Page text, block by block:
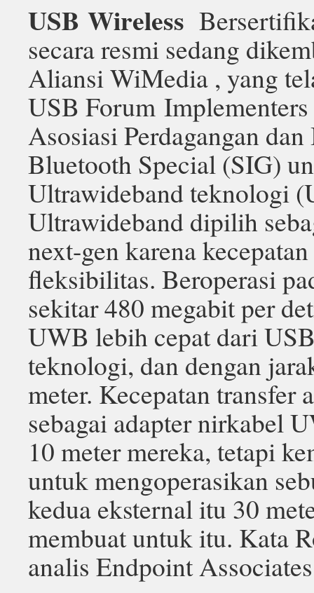
USB Wireless
secara resmi sedang
Aliansi WiMedia , yang
USB Forum
Asosiasi Perdagangan
Bluetooth Special (SIG)
Ultrawideband teknologi
Ultrawideband dipilih
next-gen karena
fleksibilitas. Beroperasi
sekitar 480 megabit per
UWB lebih cepat dari
teknologi, dan dengan
meter. Kecepatan transfer
sebagai adapter nirkabel
10 meter mereka, tetapi
untuk mengoperasikan
kedua eksternal itu 30
membuat untuk itu. Kata
analis Endpoint